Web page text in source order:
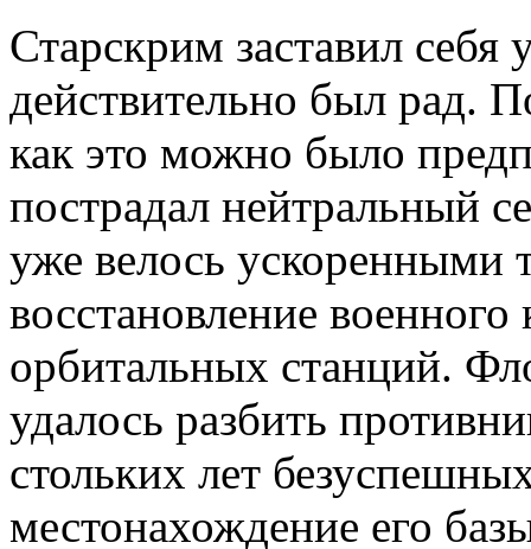
Старскрим заставил
действительно был рад.
как это можно было
пострадал нейтральный
уже велось ускоренными
восстановление
орбитальных станций.
удалось разбить
стольких лет
местонахождение его